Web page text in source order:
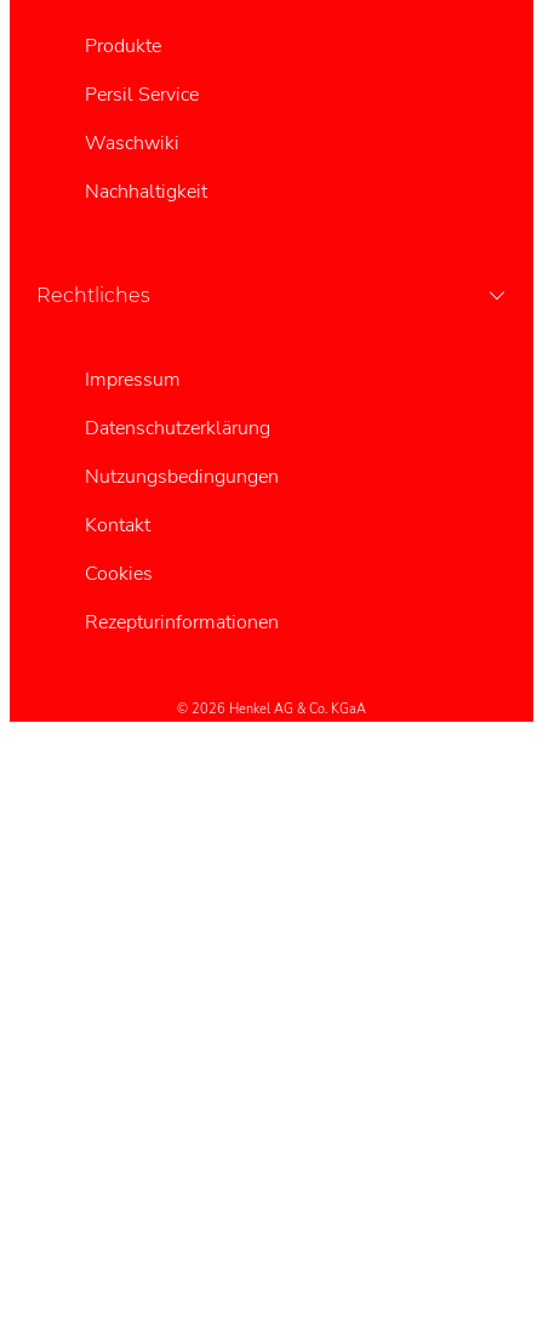
Produkte
Persil Service
Waschwiki
Nachhaltigkeit
Rechtliches
Impressum
Datenschutzerklärung
Nutzungsbedingungen
Kontakt
Cookies
Rezepturinformationen
© 2026 Henkel AG & Co. KGaA